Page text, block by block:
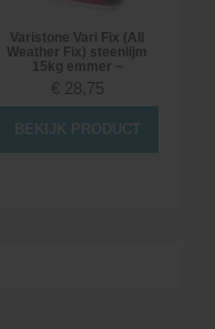
Varistone Vari Fix (All
Weather Fix) steenlijm
15kg emmer ~
€ 28,75
BEKIJK PRODUCT